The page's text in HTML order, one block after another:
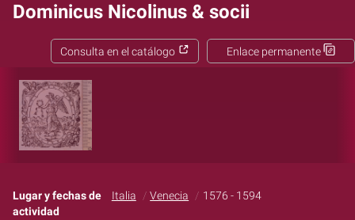
Dominicus Nicolinus & socii
Enlace permanente
Consulta en el catálogo
Lugar y fechas de
actividad
Italia Venecia 1576 - 1594